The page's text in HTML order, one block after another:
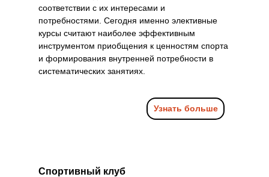
соответствии с их интересами и
потребностями. Сегодня именно элективные
курсы считают наиболее эффективным
инструментом приобщения к ценностям спорта
и формирования внутренней потребности в
систематических занятиях.
Узнать больше
Спортивный клуб